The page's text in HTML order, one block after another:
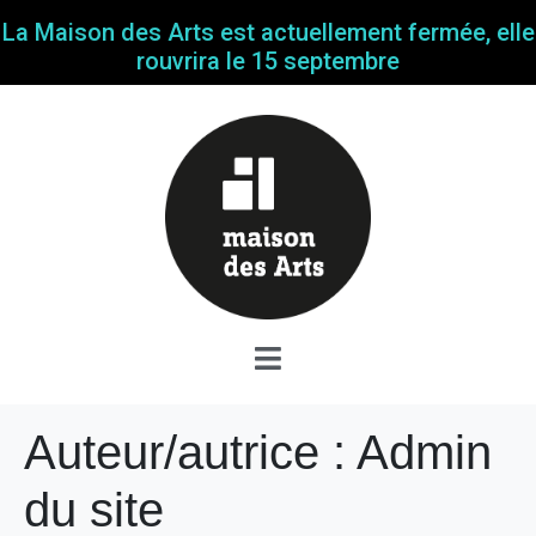
La Maison des Arts est actuellement fermée, elle
rouvrira le 15 septembre
Auteur/autrice : Admin
du site